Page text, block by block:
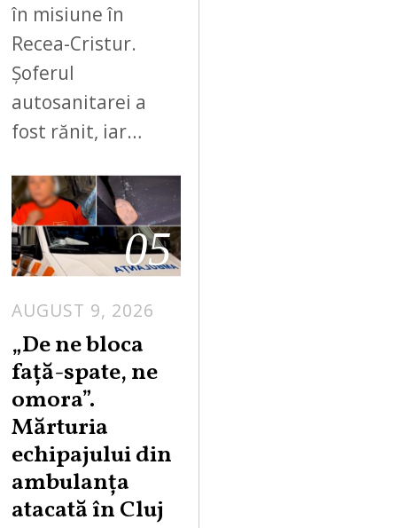
în misiune în
Recea-Cristur.
Șoferul
autosanitarei a
fost rănit, iar…
05
AUGUST 9, 2026
„De ne bloca
față-spate, ne
omora”.
Mărturia
echipajului din
ambulanța
atacată în Cluj